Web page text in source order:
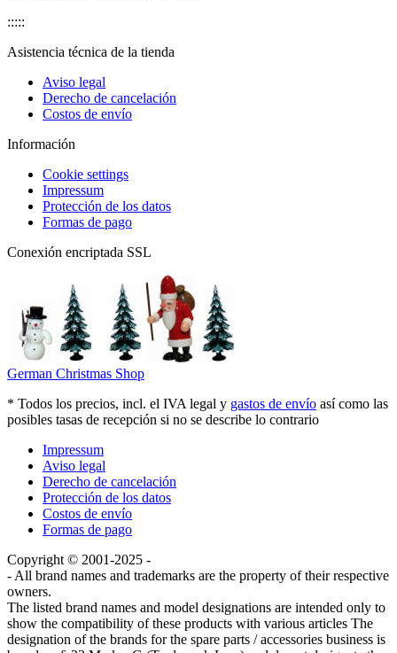
:::::
Asistencia técnica de la tienda
Aviso legal
Derecho de cancelación
Costos de envío
Información
Cookie settings
Impressum
Protección de los datos
Formas de pago
Conexión encriptada SSL
German Christmas Shop
* Todos los precios, incl. el IVA legal y gastos de envío así como las
posibles tasas de recepción si no se describe lo contrario
Impressum
Aviso legal
Derecho de cancelación
Protección de los datos
Costos de envío
Formas de pago
Copyright © 2001-2025 -
- All brand names and trademarks are the property of their respective
owners.
The listed brand names and model designations are intended only to
show the compatibility of these products with various articles The
designation of the brands for the spare parts / accessories business is